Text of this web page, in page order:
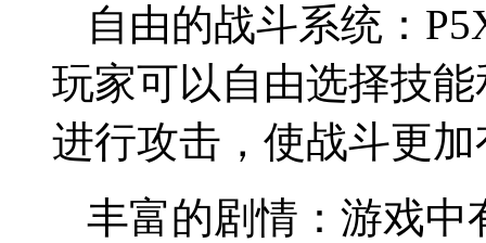
自由的战斗系统：
玩家可以自由选择技
进行攻击，使战斗更
丰富的剧情：游戏中